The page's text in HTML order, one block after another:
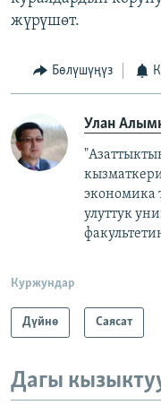
жүрүшөт.
Бөлүшүңүз
Улан
экономика
улуттук
Куржундар
Дүйнө Саясат
Дагы